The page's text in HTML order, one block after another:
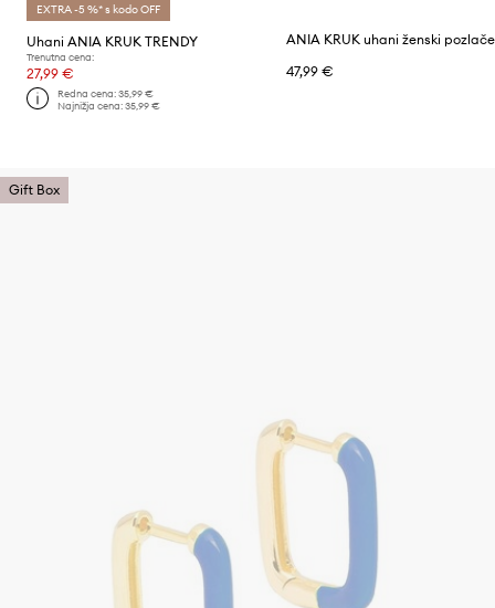
EXTRA -5 %* s kodo OFF
Uhani ANIA KRUK TRENDY
Trenutna cena:
27,99 €
Redna cena:35,99 €
Najnižja cena:35,99 €
47,99 €
Gift Box